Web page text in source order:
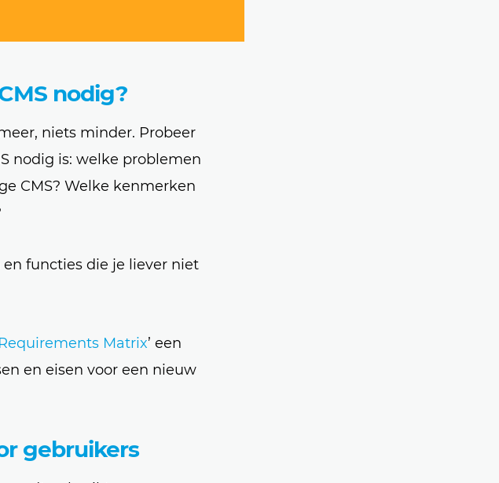
nodig?
niets minder. Probeer
nodig is: welke problemen
CMS? Welke kenmerken
functies die je liever niet
Requirements Matrix’ een
en eisen voor een nieuw
gebruikers